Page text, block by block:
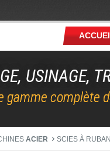
USINAGE,
gamme complète
ACIER SCIES À RUBAN